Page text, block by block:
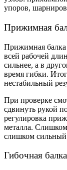
упоров,
Прижимная
Прижимная балка
всей рабочей
сильнее, а в
время гибки.
нестабильный
При проверке
сдвинуть рукой
регулировка
металла.
слишком сильный
Гибочная балка